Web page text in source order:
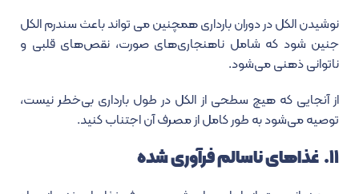
نوشیدن الکل در دوران بارداری همچنین می تواند باعث سندرم الکل
جنین شود که شامل ناهنجاری‌های صورت، نقص‌های قلبی و
ناتوانی ذهنی می‌شود.
از آنجایی که هیچ سطحی از الکل در طول بارداری بی‌خطر نیست،
توصیه می‌شود به طور کامل از مصرف آن اجتناب کنید.
۱۱. غذاهای ناسالم فرآوری شده